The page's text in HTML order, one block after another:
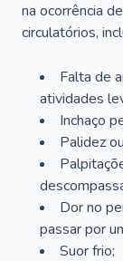
na ocorrência
circulatórios,
Falta de
atividades
Inchaço
Palidez
Dor no
passar por
Suor frio;